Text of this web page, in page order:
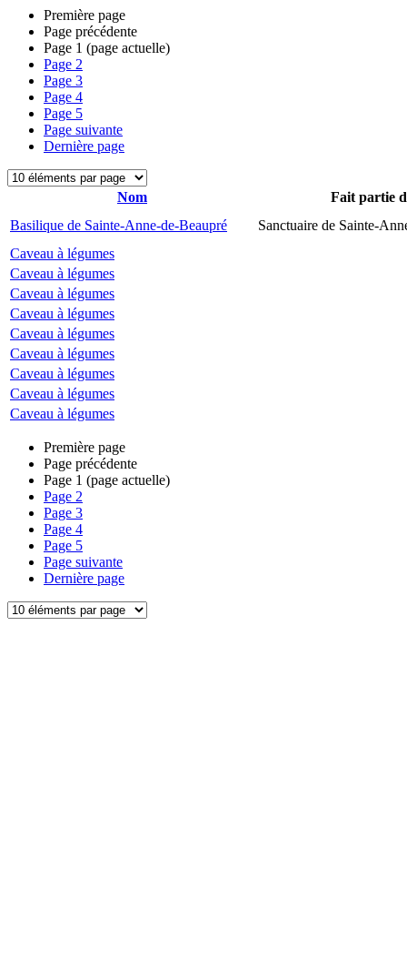
Première page
Page précédente
Page 1 (page actuelle)
Page 2
Page 3
Page 4
Page 5
Page suivante
Dernière page
Nom
Fait partie
Basilique de Sainte-Anne-de-Beaupré
Sanctuaire de Sainte-
Caveau à légumes
Caveau à légumes
Caveau à légumes
Caveau à légumes
Caveau à légumes
Caveau à légumes
Caveau à légumes
Caveau à légumes
Caveau à légumes
Première page
Page précédente
Page 1 (page actuelle)
Page 2
Page 3
Page 4
Page 5
Page suivante
Dernière page